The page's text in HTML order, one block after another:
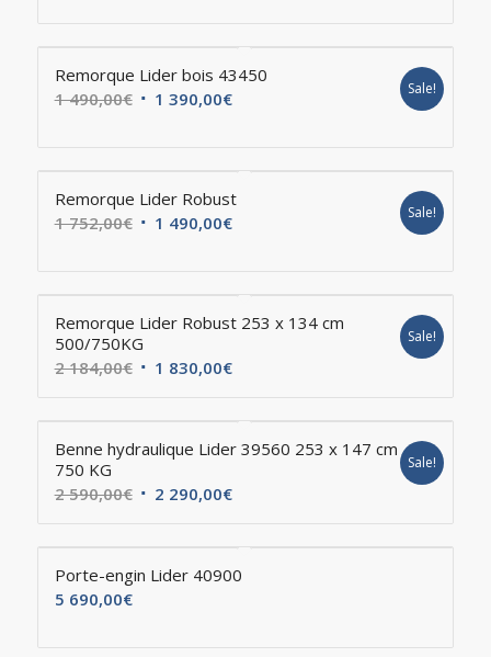
Remorque Lider bois 43450
1 490,00€ 1 390,00€ Sale!
Remorque Lider Robust
1 752,00€ 1 490,00€ Sale!
Remorque Lider Robust 253 x 134 cm
500/750KG
2 184,00€ 1 830,00€
Sale!
Benne hydraulique Lider 39560 253 x 147 cm
750 KG
2 590,00€ 2 290,00€
Sale!
Porte-engin Lider 40900
5 690,00€